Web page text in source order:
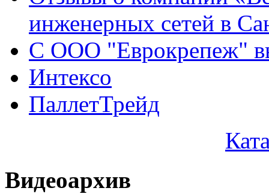
инженерных сетей в
С ООО "Еврокрепеж"
Интексо
ПаллетТрейд
Видеоархив